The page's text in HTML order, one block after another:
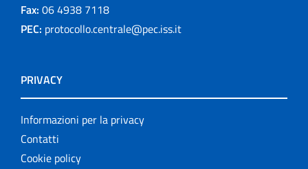
Fax: 06 4938 7118
PEC: protocollo.centrale@pec.iss.it
PRIVACY
Informazioni per la privacy
Contatti
Cookie policy